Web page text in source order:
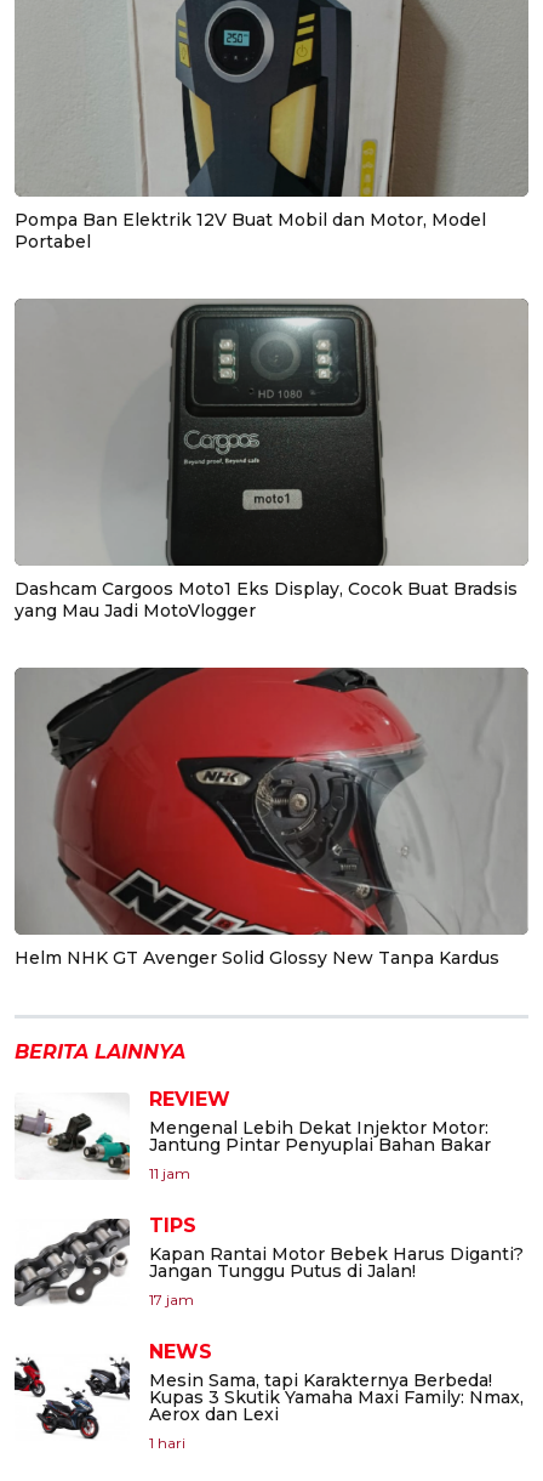
Pompa Ban Elektrik 12V Buat Mobil dan Motor, Model
Portabel
Dashcam Cargoos Moto1 Eks Display, Cocok Buat Bradsis
yang Mau Jadi MotoVlogger
Helm NHK GT Avenger Solid Glossy New Tanpa Kardus
BERITA LAINNYA
REVIEW
Mengenal Lebih Dekat Injektor Motor:
Jantung Pintar Penyuplai Bahan Bakar
11 jam
TIPS
Kapan Rantai Motor Bebek Harus Diganti?
Jangan Tunggu Putus di Jalan!
17 jam
NEWS
Mesin Sama, tapi Karakternya Berbeda!
Kupas 3 Skutik Yamaha Maxi Family: Nmax,
Aerox dan Lexi
1 hari